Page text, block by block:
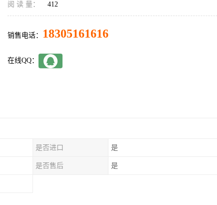
阅 读 量： 412
销售电话： 18305161616
在线QQ：
是否进口 是
是否售后 是